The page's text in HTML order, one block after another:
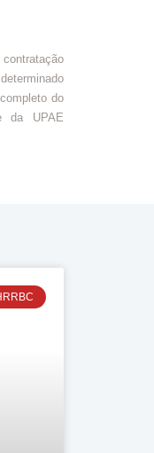
do
da UPAE